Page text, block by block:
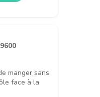
manger sans
face à la